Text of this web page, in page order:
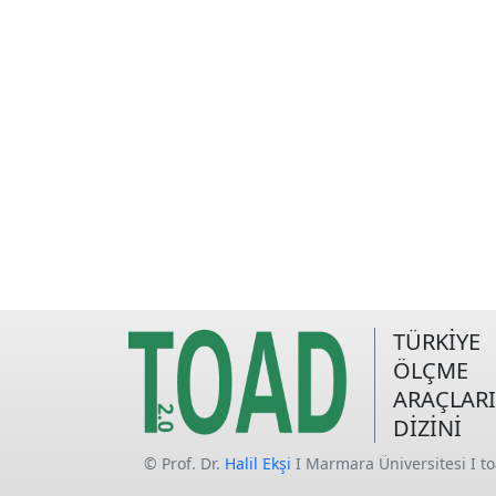
TÜRKİYE
ÖLÇME
ARAÇLARI
DİZİNİ
© Prof. Dr. Halil Ekşi I Marmara Üniversitesi I